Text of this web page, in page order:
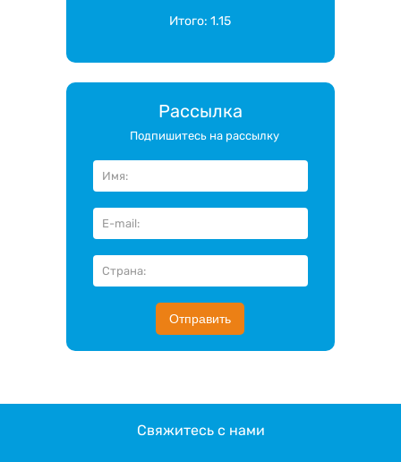
Итого:1.15
Рассылка
Подпишитесь на рассылку
Отправить
Свяжитесь с нами